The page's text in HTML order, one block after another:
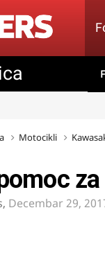
Motocikli
, Decembar 29,